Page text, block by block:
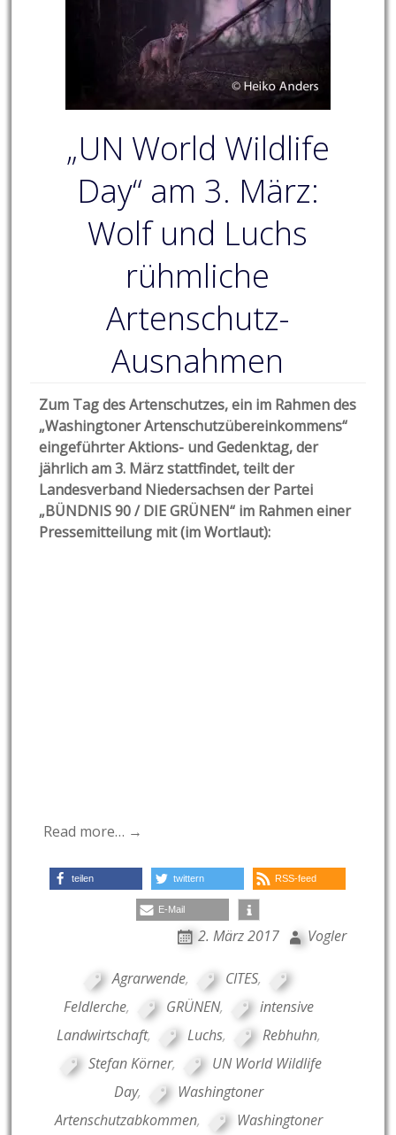
„UN World Wildlife
Day“ am 3. März:
Wolf und Luchs
rühmliche
Artenschutz-
Ausnahmen
Zum Tag des Artenschutzes, ein im Rahmen des
„Washingtoner Artenschutzübereinkommens“
eingeführter Aktions- und Gedenktag, der
jährlich am 3. März stattfindet, teilt der
Landesverband Niedersachsen der Partei
„BÜNDNIS 90 / DIE GRÜNEN“ im Rahmen einer
Pressemitteilung mit (im Wortlaut):
Read more… →
teilen twittern RSS-feed
E-Mail
2. März 2017 Vogler
Agrarwende, CITES,
Feldlerche, GRÜNEN,
intensive
Landwirtschaft, Luchs, Rebhuhn,
Stefan Körner,
UN World Wildlife
Day,
Washingtoner
Artenschutzabkommen,
Washingtoner